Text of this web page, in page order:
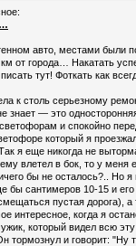
авто, местами были
от города… Накатать
тут! Фоткать как
к столь серьезному
знает — это
и спокойно
который я
я еще никогда не
влетел в бок, то у меня
бы не осталось?.. Но я
сантимеров 10-15 и его
пустая дорога),
интересное, когда я
который видел всю
и говорит: "Ну